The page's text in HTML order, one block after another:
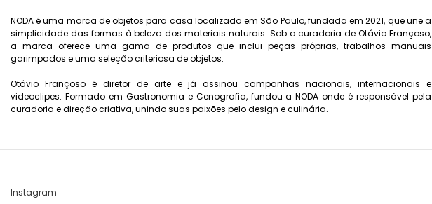
NODA é uma marca de objetos para casa localizada em São Paulo, fundada em 2021, que une a
simplicidade das formas à beleza dos materiais naturais. Sob a curadoria de Otávio Françoso,
a marca oferece uma gama de produtos que inclui peças próprias, trabalhos manuais
garimpados e uma seleção criteriosa de objetos.
Otávio Françoso é diretor de arte e já assinou campanhas nacionais, internacionais e
videoclipes. Formado em Gastronomia e Cenografia, fundou a NODA onde é responsável pela
curadoria e direção criativa, unindo suas paixões pelo design e culinária.
Instagram